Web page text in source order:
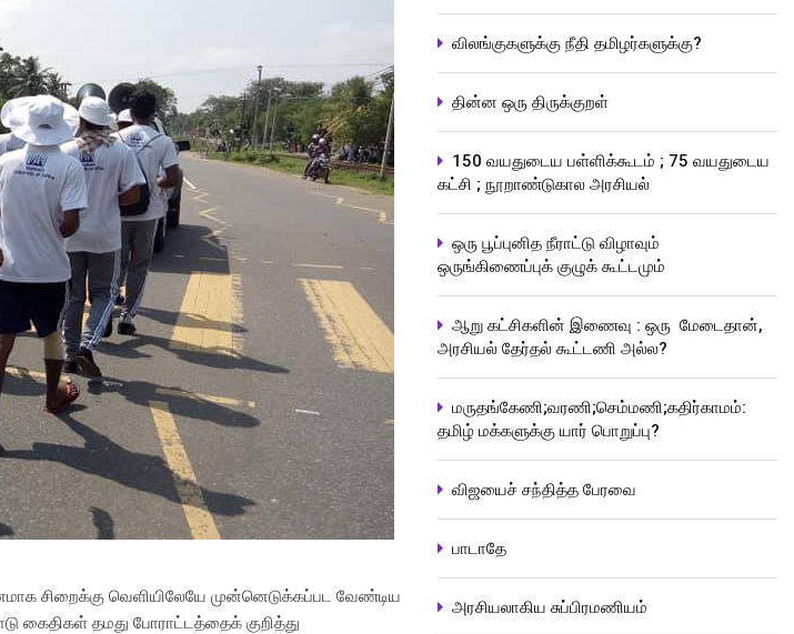
சிறைக்கு வெளியிலேயே முன்னெடுக்கப்பட வேண்டிய
கைதிகள் தமது போராட்டத்தைக் குறித்து
விலங்குகளுக்கு நீதி தமிழர்களுக்கு?
தின்ன ஒரு திருக்குறள்
150 வயதுடைய பள்ளிக்கூடம் ; 75 வயதுடைய
கட்சி ; நூறாண்டுகால அரசியல்
ஒரு பூப்புனித நீராட்டு விழாவும்
ஒருங்கிணைப்புக் குழுக் கூட்டமும்
ஆறு கட்சிகளின் இணைவு : ஒரு மேடைதான்,
அரசியல் தேர்தல் கூட்டணி அல்ல?
மருதங்கேணி;வரணி;செம்மணி;கதிர்காமம்:
தமிழ் மக்களுக்கு யார் பொறுப்பு?
விஜயைச் சந்தித்த பேரவை
பாடாதே
அரசியலாகிய சுப்பிரமணியம்